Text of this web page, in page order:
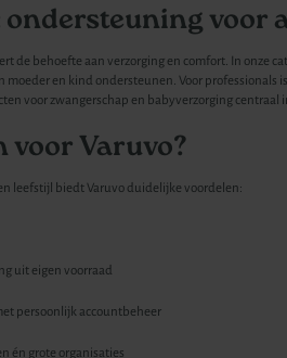
ondersteuning voor
de behoefte aan verzorging en comfort. In onze
en kind ondersteunen. Voor
voor zwangerschap en babyverzorging
voor Varuvo?
leefstijl biedt Varuvo duidelijke voordelen:
uit eigen voorraad
persoonlijk accountbeheer
én grote organisaties